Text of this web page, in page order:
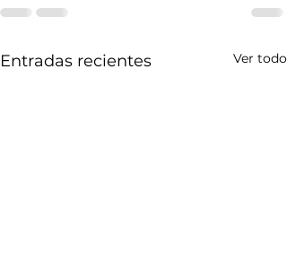
Entradas recientes Ver todo